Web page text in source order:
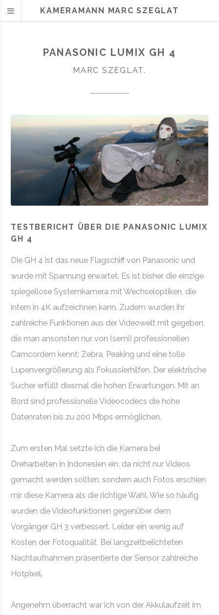
PANASONIC LUMIX GH 4
MARC SZEGLAT.
TESTBERICHT ÜBER DIE PANASONIC LUMIX
GH 4
Die GH 4 ist das neue Flagschiff von Panasonic und
wurde mit Spannung erwartet. Es ist bisher die einzige
spiegellose Systemkamera mit Wechseloptiken, die
intern in 4K aufzeichnen kann. Zudem wurden ihr
zahlreiche Funktionen aus der Videowelt mit gegeben,
die man ansonsten nur von (semi) professionellen
Camcordern kennt: Zebra, Peaking und eine tolle
Lupenvergrößerung als Fokussierhilfen. Der elektrische
Sucher erfüllt diesmal die hohen Erwartungen. Mit an
Bord sind professionelle Videocodecs die hohe
Datenraten bis zu 200 Mbps ermöglichen.
Zum ersten Mal setzte ich die Kamera bei
Dreharbeiten in Indonesien ein. da nicht nur Videos
gemacht werden sollten, sondern auch Fotos erschien
mir diese Kamera als die richtige Wahl. Wie so häufig
wurden die Videofunktionen gegenüber dem
Vorgänger GH 3 verbessert. Leider ein wenig auf
Kosten der Fotoqualität. Bei langzeitbelichteten
Nachtaufnahmen präsentierte der Sensor zahlreiche
Hotpixel.
Angenehm überracht war ich von der Akkulaufzeit im
KAMERAMANN MARC SZEGLAT